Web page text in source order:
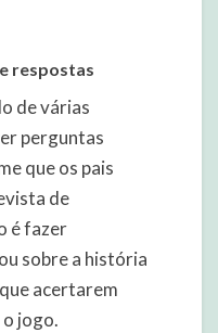
respostas
de várias
perguntas
que os pais
de
é fazer
sobre a história
acertarem
jogo.